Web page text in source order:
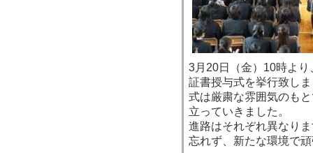
3月20日（金）10時よ
証書授与式を挙行致し
式は厳粛な雰囲気のも
立っていきました。
進路はそれぞれ異なり
忘れず、新たな環境で